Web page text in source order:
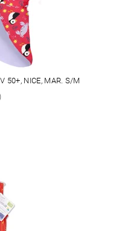
50+, NICE, MAR. S/M